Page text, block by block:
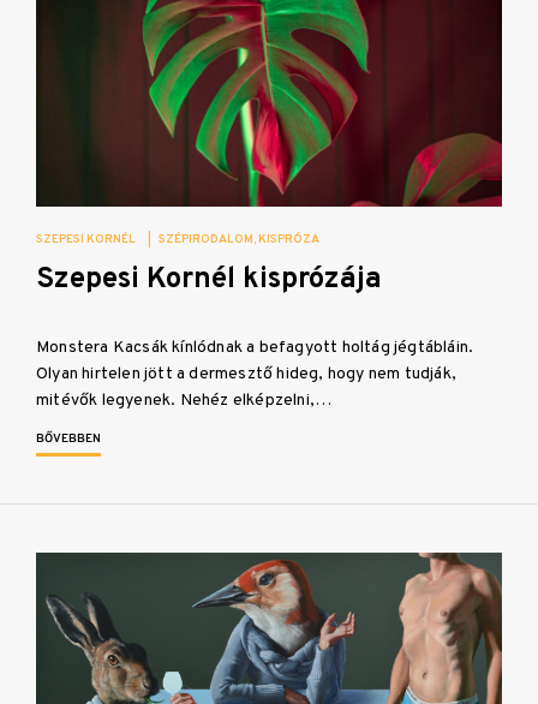
SZEPESI KORNÉL SZÉPIRODALOM KISPRÓZA
Szepesi Kornél kisprózája
Monstera Kacsák kínlódnak a befagyott holtág jégtábláin.
Olyan hirtelen jött a dermesztő hideg, hogy nem tudják,
mitévők legyenek. Nehéz elképzelni,…
BŐVEBBEN